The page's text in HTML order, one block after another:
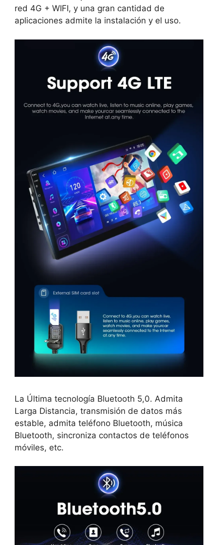
red 4G + WIFI, y una gran cantidad de
aplicaciones admite la instalación y el uso.
La Última tecnología Bluetooth 5,0. Admita
Larga Distancia, transmisión de datos más
estable, admita teléfono Bluetooth, música
Bluetooth, sincroniza contactos de teléfonos
móviles, etc.